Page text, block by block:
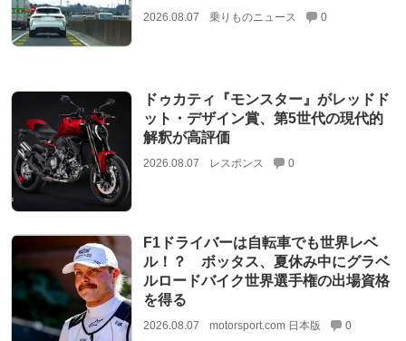
2026.08.07 乗りものニュース 0
ドゥカティ『モンスター』がレッドド
ット・デザイン賞、第5世代の現代的
解釈が高評価
2026.08.07 レスポンス 0
F1ドライバーは自転車でも世界レベ
ル！？ ボッタス、夏休み中にグラベ
ルロードバイク世界選手権の出場資格
を得る
2026.08.07 motorsport.com 日本版 0